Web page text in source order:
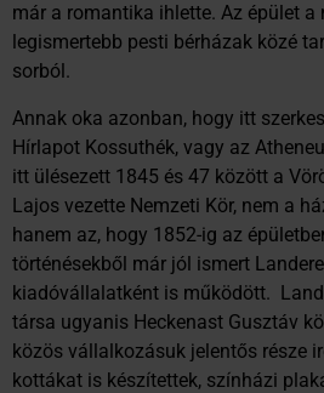
már a romantika ihlette. Az épület a
legismertebb pesti bérházak közé
sorból.
Annak oka azonban, hogy itt
Hírlapot Kossuthék, vagy az
itt ülésezett 1845 és 47 között a
Lajos vezette Nemzeti Kör, nem a
hanem az, hogy 1852-ig az
történésekből már jól ismert
kiadóvállalatként is működött.
társa ugyanis Heckenast Gusztáv
közös vállalkozásuk jelentős része
kottákat is készítettek, színházi